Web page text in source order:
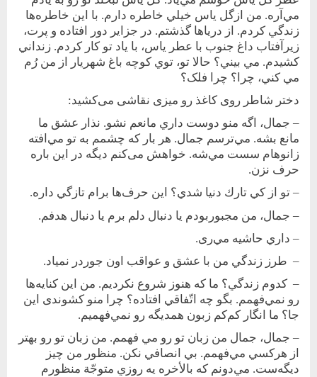
مي‌آره. من ازگل ياس خيلي خاطره دارم. با اين خاطره‌ها
زندگي كردم. از درياها گذشتم. در جزاير دور افتاده و پرت،
زيرآفتاب داغ جنوب با عطر ياس، با ياد تو كار كردم. زنداني
كشيدم. مي بيني؟ حالا تو، توي كوچه باغ شهريار از من رُم
مي كني، چرا؟ چرا فلک؟
دختر شاطر روی کاغذ رو ميزی نقاشی می‌کشيد:
– جمال، اگه منو دوست داري مانعم نشو. نذار عشق ما
مانع بشه. مي‌ترسم جمال. هر بار که چشمم به تو مي‌افته
زانوهام سست مي‌شه. خواهش می‌کنم ديگه در اين باره
حرف نزن.
– تو از كي تارك دنيا شدي؟ اين حرف‌ها برام تازگي داره.
– جمال، من مجبوربودم يا دنبال دلم برم يا دنبال هدفم.
– داري حاشيه مي‌ری.
– طرز زندگي من با عشق و عواقب اون جوردر نمياد.
– كدوم زندگي؟ ما كه هنوز شروع نكرديم. من اين كنايه‌ها
رو نمي‌فهمم. بگو چه اتّفاقي افتاده؟ چرا منو کشوندی اين
جا؟ ما انگار كم‌كم زبون همديگه رو نمي‌فهميم.
– جمال، جمال من زبان تو رو مي فهمم. من زبان تو رو بهتر
از هركسي مي‌فهمم. بي انصافي نكن. منظور من چيز
ديگه‌ست. مي‌دونم كه بالأخره يه روزي متوجّة منظورم